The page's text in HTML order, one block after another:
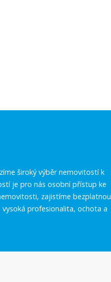
široký výběr nemovitostí k
je pro nás osobní přístup ke
zajistíme bezplatnou
profesionalita, ochota a